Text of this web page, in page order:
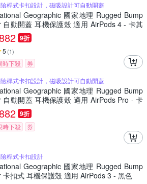
桿式卡扣設計，磁吸設計可自動開蓋
Geographic 國家地理 Rugged Bump
自動開蓋 耳機保護殼 適用 AirPods 4 - 卡其
9折
5 (1)
時下殺
券
桿式卡扣設計，磁吸設計可自動開蓋
Geographic 國家地理 Rugged Bump
自動開蓋 耳機保護殼 適用 AirPods Pro - 卡
色
9折
時下殺 券
桿式卡扣設計
Geographic 國家地理 Rugged Bump
卡扣式 耳機保護殼 適用 AirPods 3 - 黑色